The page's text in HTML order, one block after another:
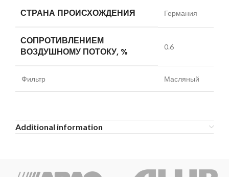
СТРАНА ПРОИСХОЖДЕНИЯ Германия
СОПРОТИВЛЕНИЕМ
ВОЗДУШНОМУ ПОТОКУ, %
0.6
Фильтр Масляный
Additional information